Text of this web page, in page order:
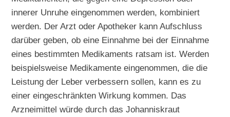
innerer Unruhe eingenommen werden, kombiniert
werden. Der Arzt oder Apotheker kann Aufschluss
darüber geben, ob eine Einnahme bei der Einnahme
eines bestimmten Medikaments ratsam ist. Werden
beispielsweise Medikamente eingenommen, die die
Leistung der Leber verbessern sollen, kann es zu
einer eingeschränkten Wirkung kommen. Das
Arzneimittel würde durch das Johanniskraut